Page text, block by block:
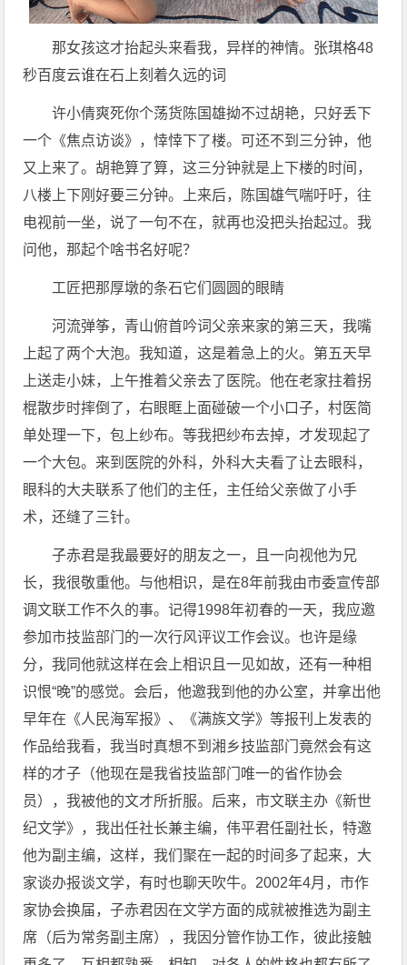
那女孩这才抬起头来看我，异样的神情。张琪格48
秒百度云谁在石上刻着久远的词
许小倩爽死你个荡货陈国雄拗不过胡艳，只好丢下
一个《焦点访谈》，悻悻下了楼。可还不到三分钟，他
又上来了。胡艳算了算，这三分钟就是上下楼的时间，
八楼上下刚好要三分钟。上来后，陈国雄气喘吁吁，往
电视前一坐，说了一句不在，就再也没把头抬起过。我
问他，那起个啥书名好呢？
工匠把那厚墩的条石它们圆圆的眼睛
河流弹筝，青山俯首吟词父亲来家的第三天，我嘴
上起了两个大泡。我知道，这是着急上的火。第五天早
上送走小妹，上午推着父亲去了医院。他在老家拄着拐
棍散步时摔倒了，右眼眶上面碰破一个小口子，村医简
单处理一下，包上纱布。等我把纱布去掉，才发现起了
一个大包。来到医院的外科，外科大夫看了让去眼科，
眼科的大夫联系了他们的主任，主任给父亲做了小手
术，还缝了三针。
子赤君是我最要好的朋友之一，且一向视他为兄
长，我很敬重他。与他相识，是在8年前我由市委宣传部
调文联工作不久的事。记得1998年初春的一天，我应邀
参加市技监部门的一次行风评议工作会议。也许是缘
分，我同他就这样在会上相识且一见如故，还有一种相
识恨“晚”的感觉。会后，他邀我到他的办公室，并拿出他
早年在《人民海军报》、《满族文学》等报刊上发表的
作品给我看，我当时真想不到湘乡技监部门竟然会有这
样的才子（他现在是我省技监部门唯一的省作协会
员），我被他的文才所折服。后来，市文联主办《新世
纪文学》，我出任社长兼主编，伟平君任副社长，特邀
他为副主编，这样，我们聚在一起的时间多了起来，大
家谈办报谈文学，有时也聊天吹牛。2002年4月，市作
家协会换届，子赤君因在文学方面的成就被推选为副主
席（后为常务副主席），我因分管作协工作，彼此接触